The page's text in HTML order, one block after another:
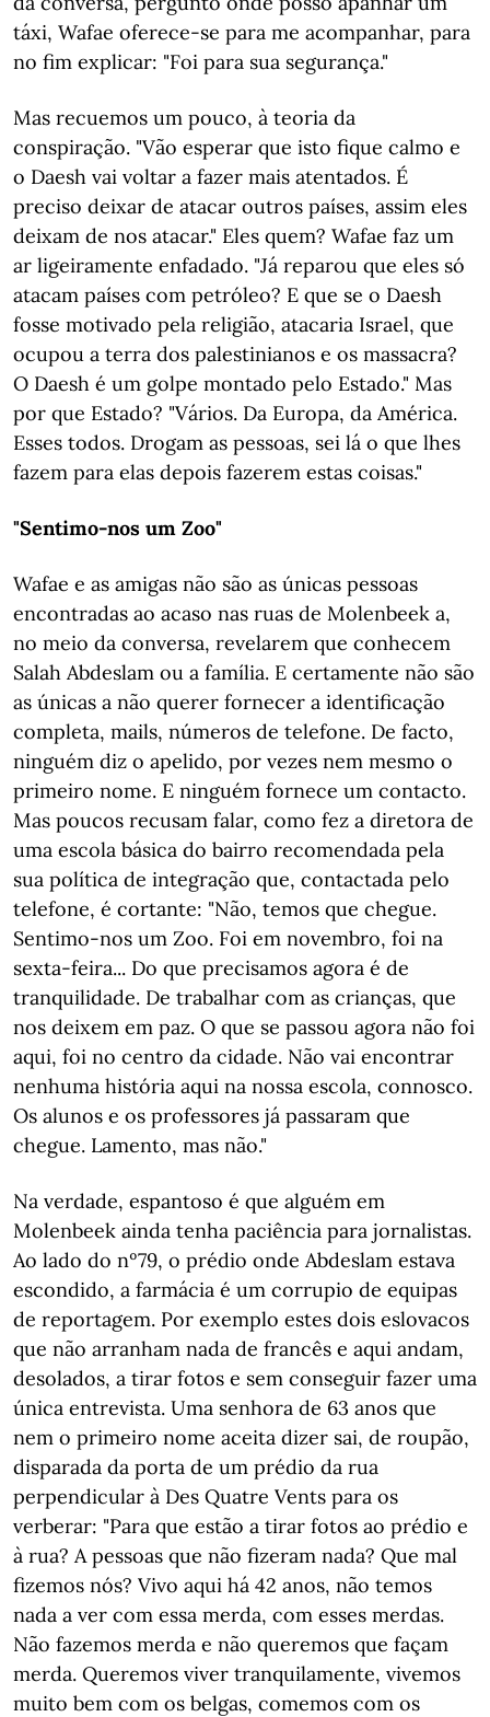
táxi, Wafae oferece-se para me acompanhar, para
no fim explicar: "Foi para sua segurança."
Mas recuemos um pouco, à teoria da
conspiração. "Vão esperar que isto fique calmo e
o Daesh vai voltar a fazer mais atentados. É
preciso deixar de atacar outros países, assim eles
deixam de nos atacar." Eles quem? Wafae faz um
ar ligeiramente enfadado. "Já reparou que eles só
atacam países com petróleo? E que se o Daesh
fosse motivado pela religião, atacaria Israel, que
ocupou a terra dos palestinianos e os massacra?
O Daesh é um golpe montado pelo Estado." Mas
por que Estado? "Vários. Da Europa, da América.
Esses todos. Drogam as pessoas, sei lá o que lhes
fazem para elas depois fazerem estas coisas."
"Sentimo-nos um Zoo"
Wafae e as amigas não são as únicas pessoas
encontradas ao acaso nas ruas de Molenbeek a,
no meio da conversa, revelarem que conhecem
Salah Abdeslam ou a família. E certamente não são
as únicas a não querer fornecer a identificação
completa, mails, números de telefone. De facto,
ninguém diz o apelido, por vezes nem mesmo o
primeiro nome. E ninguém fornece um contacto.
Mas poucos recusam falar, como fez a diretora de
uma escola básica do bairro recomendada pela
sua política de integração que, contactada pelo
telefone, é cortante: "Não, temos que chegue.
Sentimo-nos um Zoo. Foi em novembro, foi na
sexta-feira... Do que precisamos agora é de
tranquilidade. De trabalhar com as crianças, que
nos deixem em paz. O que se passou agora não foi
aqui, foi no centro da cidade. Não vai encontrar
nenhuma história aqui na nossa escola, connosco.
Os alunos e os professores já passaram que
chegue. Lamento, mas não."
Na verdade, espantoso é que alguém em
Molenbeek ainda tenha paciência para jornalistas.
Ao lado do nº79, o prédio onde Abdeslam estava
escondido, a farmácia é um corrupio de equipas
de reportagem. Por exemplo estes dois eslovacos
que não arranham nada de francês e aqui andam,
desolados, a tirar fotos e sem conseguir fazer uma
única entrevista. Uma senhora de 63 anos que
nem o primeiro nome aceita dizer sai, de roupão,
disparada da porta de um prédio da rua
perpendicular à Des Quatre Vents para os
verberar: "Para que estão a tirar fotos ao prédio e
à rua? A pessoas que não fizeram nada? Que mal
fizemos nós? Vivo aqui há 42 anos, não temos
nada a ver com essa merda, com esses merdas.
Não fazemos merda e não queremos que façam
merda. Queremos viver tranquilamente, vivemos
muito bem com os belgas, comemos com os